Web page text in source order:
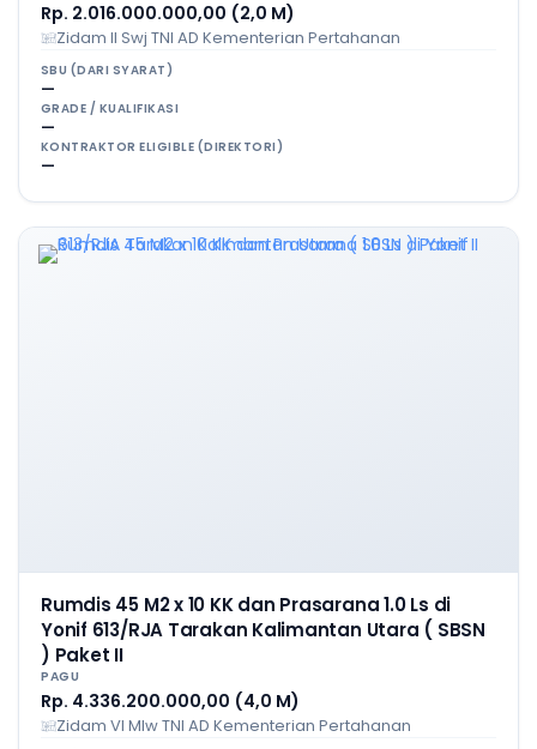
Rp. 2.016.000.000,00 (2,0 M)
Zidam II Swj TNI AD Kementerian Pertahanan
SBU (DARI SYARAT)
—
GRADE / KUALIFIKASI
—
KONTRAKTOR ELIGIBLE (DIREKTORI)
—
Rumdis 45 M2 x 10 KK dan Prasarana 1.0 Ls di
Yonif 613/RJA Tarakan Kalimantan Utara ( SBSN
) Paket II
PAGU
Rp. 4.336.200.000,00 (4,0 M)
Zidam VI Mlw TNI AD Kementerian Pertahanan